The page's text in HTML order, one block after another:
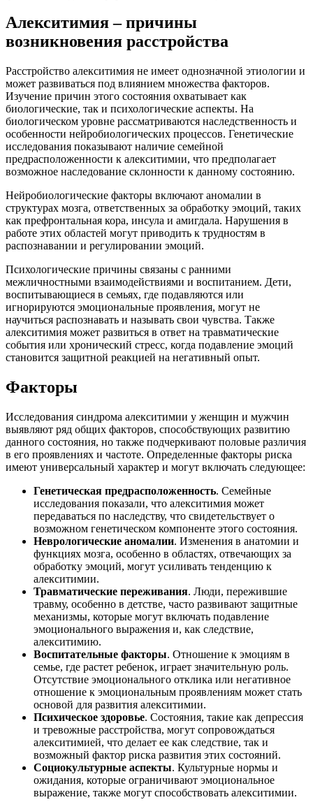
Алекситимия – причины
возникновения расстройства
Расстройство алекситимия не имеет однозначной этиологии и
может развиваться под влиянием множества факторов.
Изучение причин этого состояния охватывает как
биологические, так и психологические аспекты. На
биологическом уровне рассматриваются наследственность и
особенности нейробиологических процессов. Генетические
исследования показывают наличие семейной
предрасположенности к алекситимии, что предполагает
возможное наследование склонности к данному состоянию.
Нейробиологические факторы включают аномалии в
структурах мозга, ответственных за обработку эмоций, таких
как префронтальная кора, инсула и амигдала. Нарушения в
работе этих областей могут приводить к трудностям в
распознавании и регулировании эмоций.
Психологические причины связаны с ранними
межличностными взаимодействиями и воспитанием. Дети,
воспитывающиеся в семьях, где подавляются или
игнорируются эмоциональные проявления, могут не
научиться распознавать и называть свои чувства. Также
алекситимия может развиться в ответ на травматические
события или хронический стресс, когда подавление эмоций
становится защитной реакцией на негативный опыт.
Факторы
Исследования синдрома алекситимии у женщин и мужчин
выявляют ряд общих факторов, способствующих развитию
данного состояния, но также подчеркивают половые различия
в его проявлениях и частоте. Определенные факторы риска
имеют универсальный характер и могут включать следующее:
Генетическая предрасположенность. Семейные
исследования показали, что алекситимия может
передаваться по наследству, что свидетельствует о
возможном генетическом компоненте этого состояния.
Неврологические аномалии. Изменения в анатомии и
функциях мозга, особенно в областях, отвечающих за
обработку эмоций, могут усиливать тенденцию к
алекситимии.
Травматические переживания. Люди, пережившие
травму, особенно в детстве, часто развивают защитные
механизмы, которые могут включать подавление
эмоционального выражения и, как следствие,
алекситимию.
Воспитательные факторы. Отношение к эмоциям в
семье, где растет ребенок, играет значительную роль.
Отсутствие эмоционального отклика или негативное
отношение к эмоциональным проявлениям может стать
основой для развития алекситимии.
Психическое здоровье. Состояния, такие как депрессия
и тревожные расстройства, могут сопровождаться
алекситимией, что делает ее как следствие, так и
возможный фактор риска развития этих состояний.
Социокультурные аспекты. Культурные нормы и
ожидания, которые ограничивают эмоциональное
выражение, также могут способствовать алекситимии.